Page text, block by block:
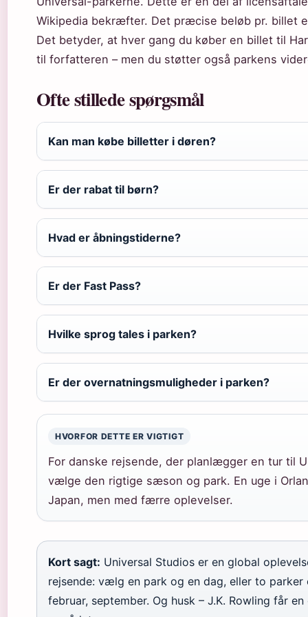
Wikipedia bekræfter. Det præcise beløb pr. billet
Det betyder, at hver gang du køber en billet til
til forfatteren – men du støtter også parkens
Ofte stillede spørgsmål
Kan man købe billetter i døren?
Er der rabat til børn?
Hvad er åbningstiderne?
Er der Fast Pass?
Hvilke sprog tales i parken?
Er der overnatningsmuligheder i parken?
HVORFOR DETTE ER VIGTIGT
For danske rejsende, der planlægger en tur til
vælge den rigtige sæson og park. En uge i
Japan, men med færre oplevelser.
Kort sagt: Universal Studios er en global
rejsende: vælg en park og en dag, eller to parker
februar, september. Og husk – J.K. Rowling får